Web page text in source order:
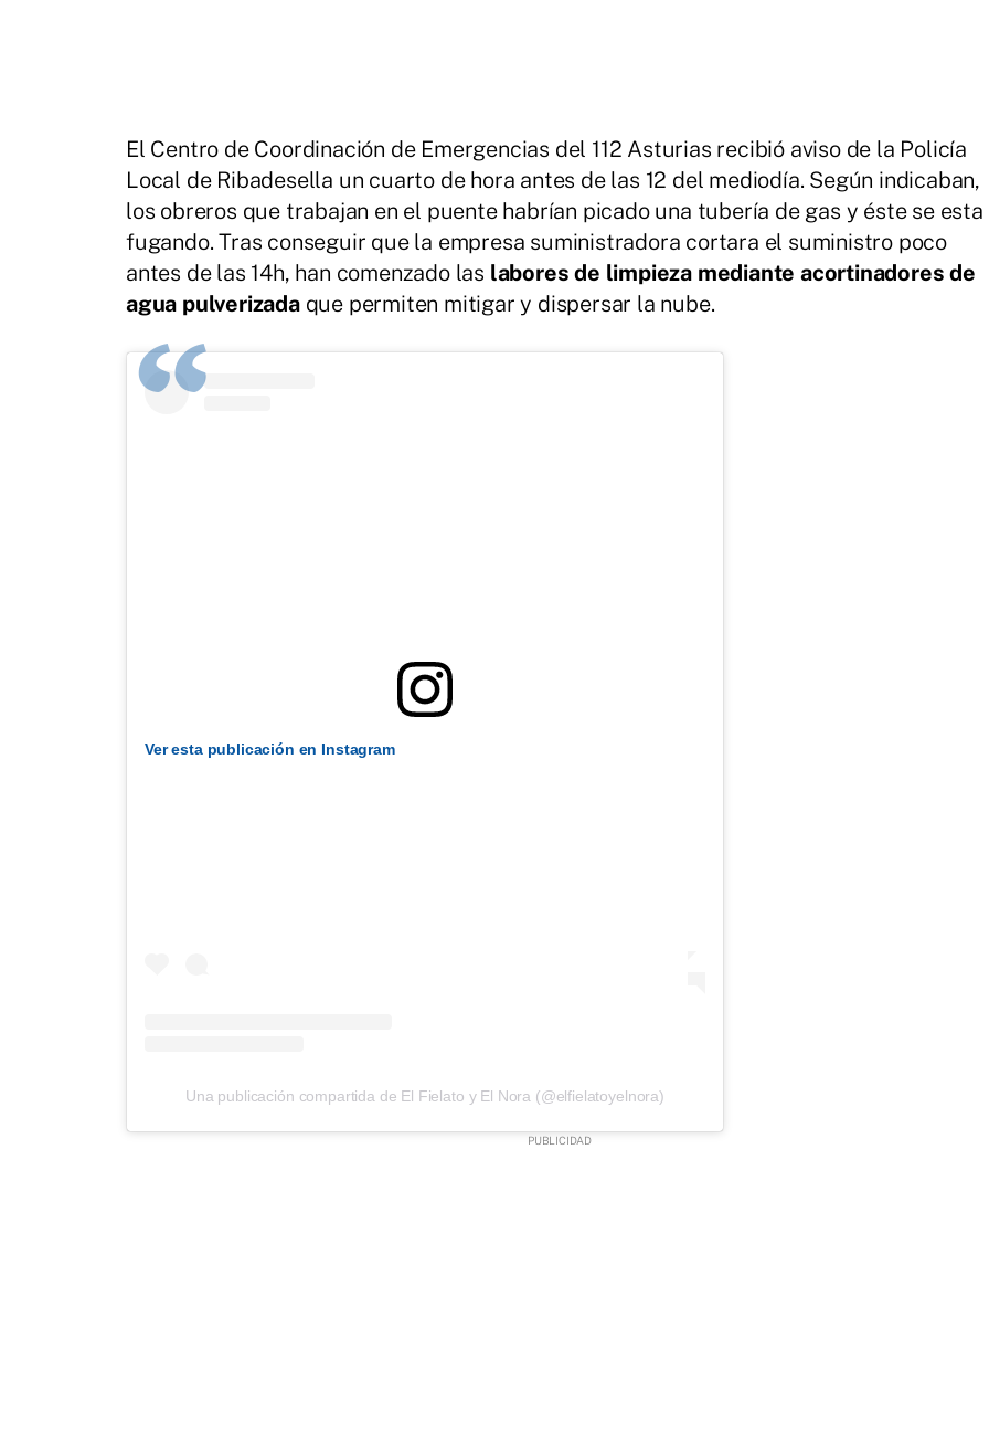
El Centro de Coordinación de Emergencias del 112 Asturias recibió aviso de la Policía
Local de Ribadesella un cuarto de hora antes de las 12 del mediodía. Según indicaban,
los obreros que trabajan en el puente habrían picado una tubería de gas y éste se esta
fugando. Tras conseguir que la empresa suministradora cortara el suministro poco
antes de las 14h, han comenzado las labores de limpieza mediante acortinadores de
agua pulverizadaque permiten mitigar y dispersar la nube.
Ver esta publicación en Instagram
Una publicación compartida de El Fielato y El Nora (@elfielatoyelnora)